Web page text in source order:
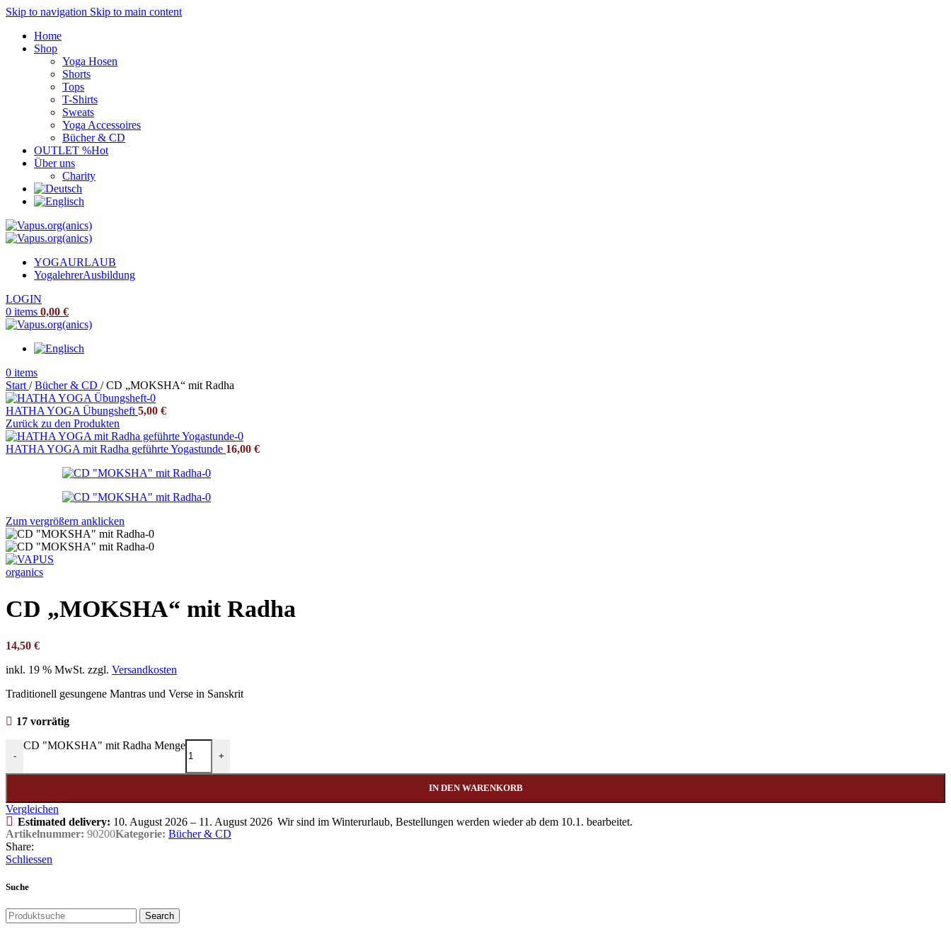
Skip to navigation Skip to main content
Home
Shop
Yoga Hosen
Shorts
Tops
T-Shirts
Sweats
Yoga Accessoires
Bücher & CD
OUTLET %Hot
Über uns
Charity
YOGAURLAUB
YogalehrerAusbildung
LOGIN
0 items 0,00 €
0 items
Start / Bücher & CD / CD „MOKSHA“ mit Radha
HATHA YOGA Übungsheft 5,00 €
Zurück zu den Produkten
HATHA YOGA mit Radha geführte Yogastunde 16,00 €
Zum vergrößern anklicken
CD „MOKSHA“ mit Radha
14,50 €
inkl. 19 % MwSt. zzgl. Versandkosten
Traditionell gesungene Mantras und Verse in Sanskrit
17 vorrätig
-
CD "MOKSHA" mit Radha Menge
+
IN DEN WARENKORB
Vergleichen
Estimated delivery: 10. August 2026 – 11. August 2026 Wir sind im Winterurlaub, Bestellungen werden wieder ab dem 10.1. bearbeitet.
Artikelnummer: 90200Kategorie: Bücher & CD
Share:
Schliessen
Suche
Search